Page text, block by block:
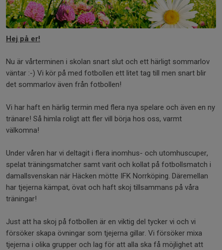
Hej på er!
Nu är vårterminen i skolan snart slut och ett härligt sommarlov
väntar :-) Vi kör på med fotbollen ett litet tag till men snart blir
det sommarlov även från fotbollen!
Vi har haft en härlig termin med flera nya spelare och även en ny
tränare! Så himla roligt att fler vill börja hos oss, varmt
välkomna!
Under våren har vi deltagit i flera inomhus- och utomhuscuper,
spelat träningsmatcher samt varit och kollat på fotbollsmatch i
damallsvenskan när Häcken mötte IFK Norrköping. Däremellan
har tjejerna kämpat, övat och haft skoj tillsammans på våra
träningar!
Just att ha skoj på fotbollen är en viktig del tycker vi och vi
försöker skapa övningar som tjejerna gillar. Vi försöker mixa
tjejerna i olika grupper och lag för att alla ska få möjlighet att